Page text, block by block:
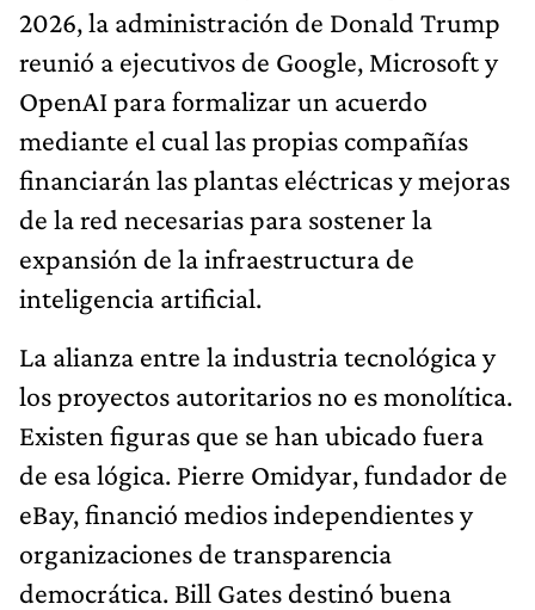
2026, la administración de Donald Trump
reunió a ejecutivos de Google, Microsoft y
OpenAI para formalizar un acuerdo
mediante el cual las propias compañías
financiarán las plantas eléctricas y mejoras
de la red necesarias para sostener la
expansión de la infraestruc­tura de
inteligencia artificial.
La alianza entre la industria tecnológica y
los proyec­tos autoritarios no es monolítica.
Existen figuras que se han ubicado fuera
de esa lógica. Pierre Omidyar, fundador de
eBay, financió medios independientes y
organizaciones de transparencia
democrática. Bill Gates destinó buena